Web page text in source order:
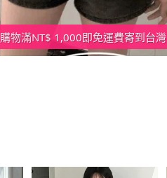
購物滿NT$ 1,000即免運費寄到台灣